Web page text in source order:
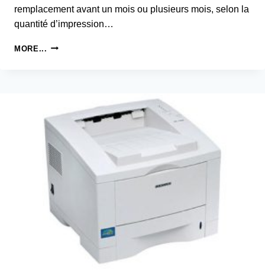
remplacement avant un mois ou plusieurs mois, selon la
quantité d’impression…
MORE... SAMSUNG
D’IMPRIMANTE
ET
LOGICIEL